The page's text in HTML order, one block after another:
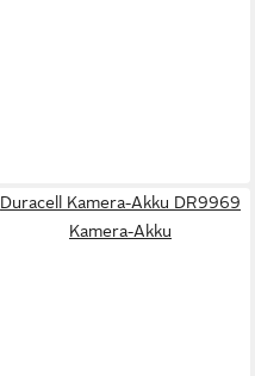
Duracell Kamera-Akku DR9969
Kamera-Akku